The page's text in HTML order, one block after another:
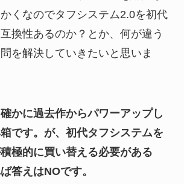
くなのでタフシステム2.0を初代
換性あるのか？とか、何が違う
を解決していきたいと思いま
かに過去作からパワーアップし
です。が、初代タフシステムを
極的に買い替える必要がある
答えはNOです。